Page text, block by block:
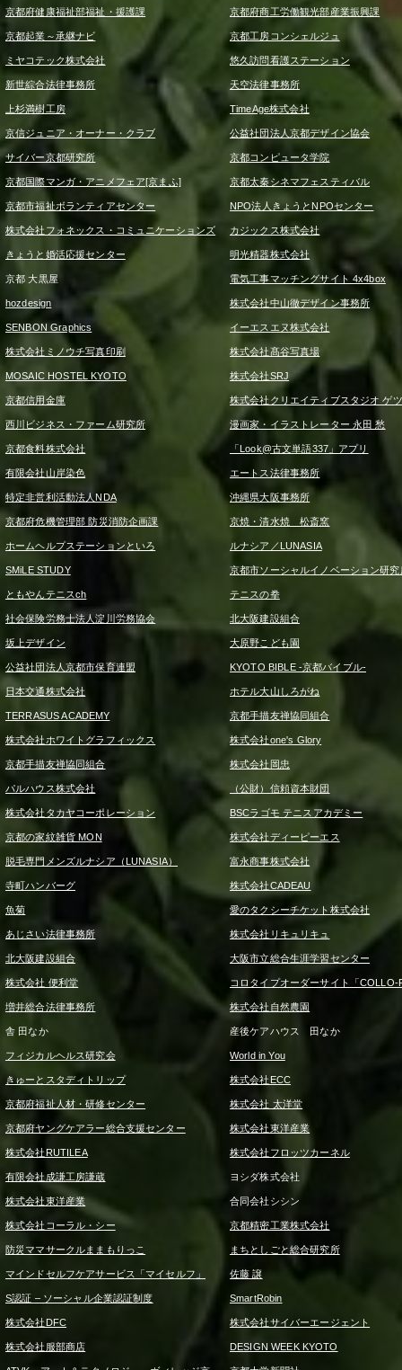
京都府健康福祉部福祉・援護課 京都府商工労働観光部産業振興課
京都起業～承継ナビ 京都工房コンシェルジュ
ミヤコテック株式会社 悠久訪問看護ステーション
新世綜合法律事務所 天空法律事務所
上杉満樹工房 TimeAge株式会社
京信ジュニア・オーナー・クラブ 公益社団法人京都デザイン協会
サイバー京都研究所 京都コンピュータ学院
京都国際マンガ・アニメフェア[京まふ] 京都太秦シネマフェスティバル
京都市福祉ボランティアセンター NPO法人きょうとNPOセンター
株式会社フォネックス・コミュニケーションズ カジックス株式会社
きょうと婚活応援センター 明光精器株式会社
京都 大黒屋 電気工事マッチングサイト 4x4box
hozdesign 株式会社中山徹デザイン事務所
SENBON Graphics イーエスエヌ株式会社
株式会社ミノウチ写真印刷 株式会社髙谷写真場
MOSAIC HOSTEL KYOTO 株式会社SRJ
京都信用金庫 株式会社クリエイティブスタジオ ゲ
西川ビジネス・ファーム研究所 漫画家・イラストレーター 永田 愁
京都食料株式会社 「Look@古文単語337」アプリ
有限会社山岸染色 エートス法律事務所
特定非営利活動法人NDA 沖縄県大阪事務所
京都府危機管理部 防災消防企画課 京焼・清水焼 松斎窯
ホームヘルプステーションといろ ルナシア／LUNASIA
SMiLE STUDY 京都市ソーシャルイノベーション研究
ともやんテニスch テニスの拳
社会保険労務士法人淀川労務協会 北大阪建設組合
坂上デザイン 大原野こども園
公益社団法人京都市保育連盟 KYOTO BIBLE -京都バイブル-
日本交通株式会社 ホテル大山しろがね
TERRASUS ACADEMY 京都手描友禅協同組合
株式会社ホワイトグラフィックス 株式会社one's Glory
京都手描友禅協同組合 株式会社岡忠
パルハウス株式会社 （公財）信頼資本財団
株式会社タカヤコーポレーション BSCラゴモ テニスアカデミー
京都の家紋雑貨 MON 株式会社ディーピーエス
脱毛専門メンズルナシア（LUNASIA） 富永商事株式会社
寺町ハンバーグ 株式会社CADEAU
魚菊 愛のタクシーチケット株式会社
あじさい法律事務所 株式会社リキュリキュ
北大阪建設組合 大阪市立総合生涯学習センター
株式会社 便利堂 コロタイプオーダーサイト「COLLO-
増井総合法律事務所 株式会社自然農園
舎 田なか 産後ケアハウス 田なか
フィジカルヘルス研究会 World in You
きゅーとスタディトリップ 株式会社ECC
京都府福祉人材・研修センター 株式会社 太洋堂
京都府ヤングケアラー総合支援センター 株式会社東洋産業
株式会社RUTILEA 株式会社フロッツカーネル
有限会社成謙工房謙蔵 ヨシダ株式会社
株式会社東洋産業 合同会社シシン
株式会社コーラル・シー 京都精密工業株式会社
防災ママサークルままもりっこ まちとしごと総合研究所
マインドセルフケアサービス「マイセルフ」 佐藤 譲
S認証 – ソーシャル企業認証制度 SmartRobin
株式会社DFC 株式会社サイバーエージェント
株式会社服部商店 DESIGN WEEK KYOTO